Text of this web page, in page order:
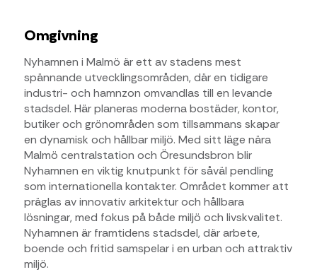
Omgivning
Nyhamnen i Malmö är ett av stadens mest
spännande utvecklingsområden, där en tidigare
industri- och hamnzon omvandlas till en levande
stadsdel. Här planeras moderna bostäder, kontor,
butiker och grönområden som tillsammans skapar
en dynamisk och hållbar miljö. Med sitt läge nära
Malmö centralstation och Öresundsbron blir
Nyhamnen en viktig knutpunkt för såväl pendling
som internationella kontakter. Området kommer att
präglas av innovativ arkitektur och hållbara
lösningar, med fokus på både miljö och livskvalitet.
Nyhamnen är framtidens stadsdel, där arbete,
boende och fritid samspelar i en urban och attraktiv
miljö.